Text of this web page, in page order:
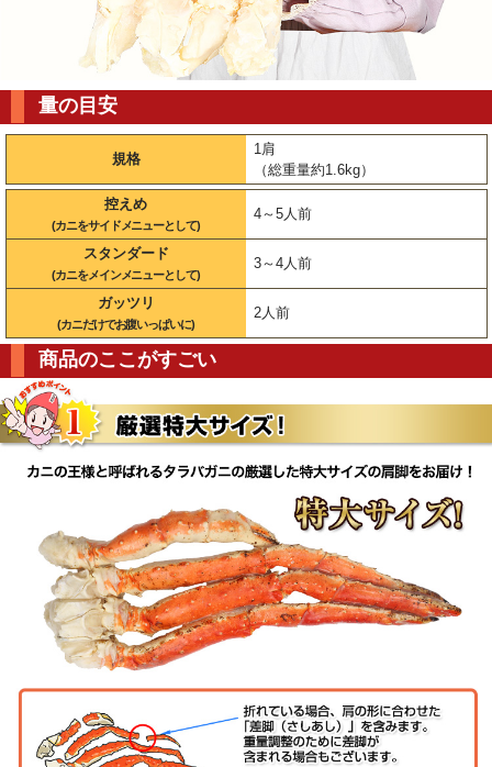
量の目安
規格
1肩
（総重量約1.6kg）
控えめ
(カニをサイドメニューとして)
4～5人前
スタンダード
(カニをメインメニューとして)
3～4人前
ガッツリ
(カニだけでお腹いっぱいに)
2人前
商品のここがすごい